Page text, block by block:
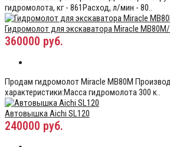
гидромолота, кг - 861Расход, л/мин - 80..
Гидромолот для экскаватора Miracle
360000 руб.
Продам гидромолот Miracle MB80M
характеристики:Масса гидромолота 300 к..
Автовышка Aichi SL120
240000 руб.